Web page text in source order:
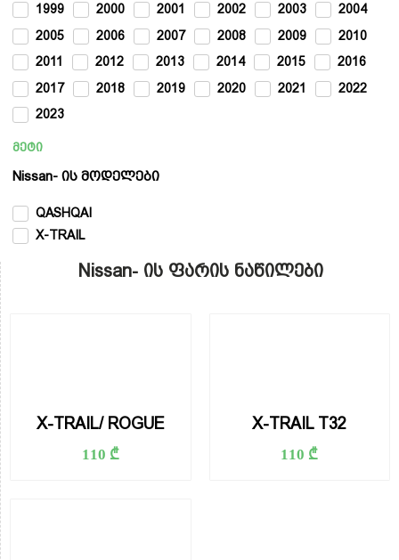
1999 2000 2001 2002 2003
2004
2005
2006 2007 2008 2009
2010
2011
2012 2013 2014 2015
2016
2017
2018 2019 2020 2021
2022
2023
მეტი
Nissan- ის მოდელები
QASHQAI
X-TRAIL
Nissan- ის ფარის ნაწილები
X-TRAIL/ ROGUE
110 ₾
X-TRAIL T32
110 ₾